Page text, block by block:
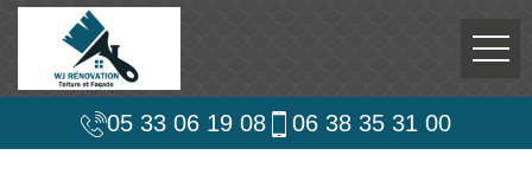
05 33 06 19 08 06 38 35 31 00